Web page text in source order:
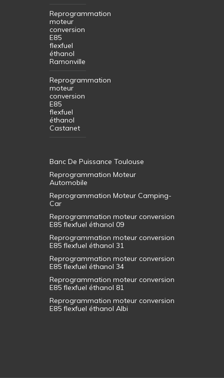
Reprogrammation
moteur
conversion
E85
flexfuel
éthanol
Ramonville
Reprogrammation
moteur
conversion
E85
flexfuel
éthanol
Castanet
Banc De Puissance Toulouse
Reprogrammation Moteur
Automobile
Reprogrammation Moteur Camping-
Car
Reprogrammation moteur conversion
E85 flexfuel éthanol 09
Reprogrammation moteur conversion
E85 flexfuel éthanol 31
Reprogrammation moteur conversion
E85 flexfuel éthanol 34
Reprogrammation moteur conversion
E85 flexfuel éthanol 81
Reprogrammation moteur conversion
E85 flexfuel éthanol Albi